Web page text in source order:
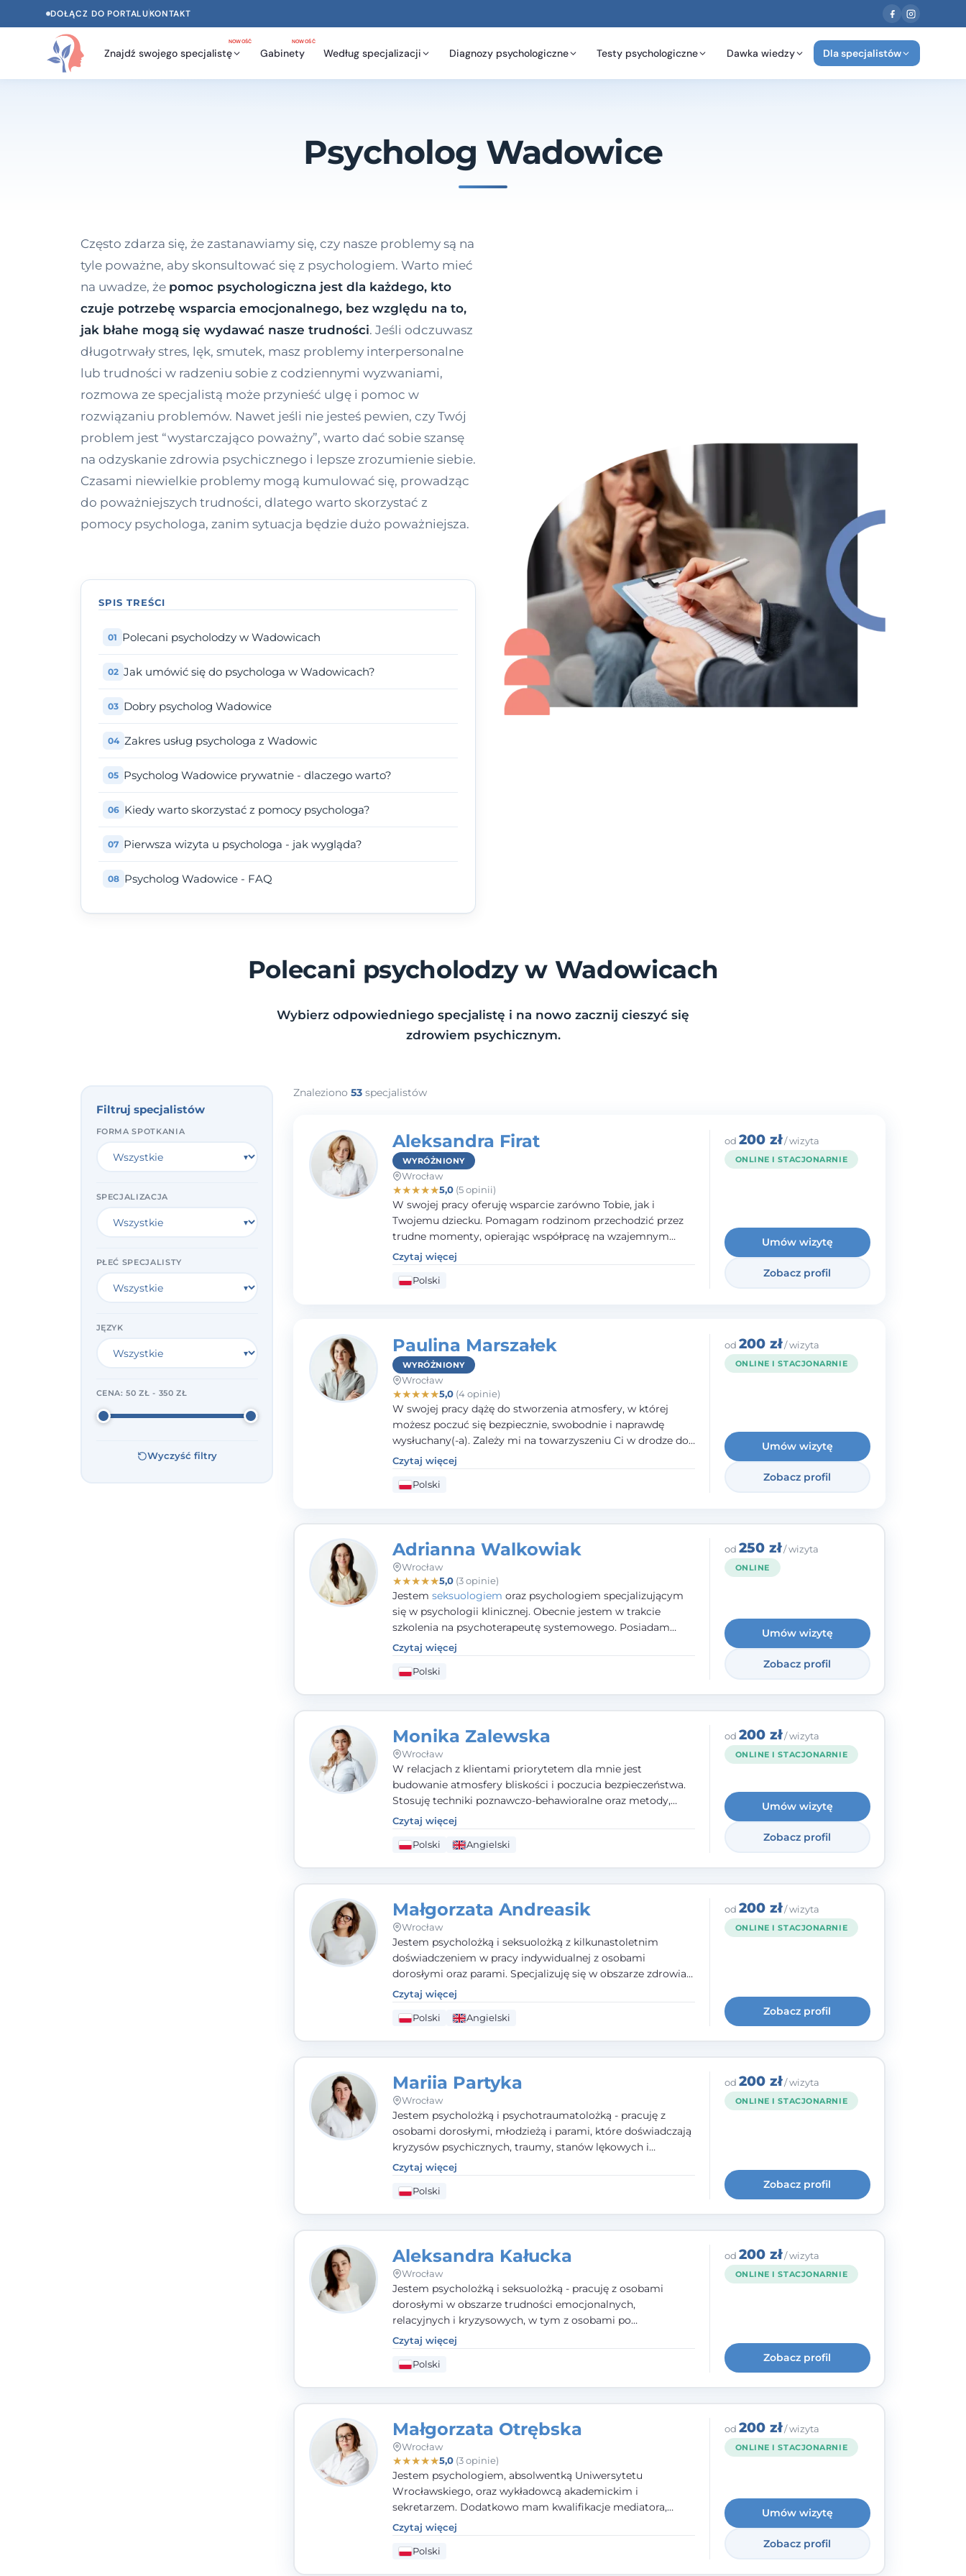
DOŁĄCZ DO PORTALUKONTAKT
Znajdź swojego specjalistę
NOWOŚĆ
Gabinety
NOWOŚĆ
Według specjalizacji Diagnozy psychologiczne Testy psychologiczne Dawka wiedzy Dla specjalistów
Psycholog Wadowice
Często zdarza się, że zastanawiamy się, czy nasze problemy są na
tyle poważne, aby skonsultować się z psychologiem. Warto mieć
na uwadze, że pomoc psychologiczna jest dla każdego, kto
czuje potrzebę wsparcia emocjonalnego, bez względu na to,
jak błahe mogą się wydawać nasze trudności. Jeśli odczuwasz
długotrwały stres, lęk, smutek, masz problemy interpersonalne
lub trudności w radzeniu sobie z codziennymi wyzwaniami,
rozmowa ze specjalistą może przynieść ulgę i pomoc w
rozwiązaniu problemów. Nawet jeśli nie jesteś pewien, czy Twój
problem jest “wystarczająco poważny”, warto dać sobie szansę
na odzyskanie zdrowia psychicznego i lepsze zrozumienie siebie.
Czasami niewielkie problemy mogą kumulować się, prowadząc
do poważniejszych trudności, dlatego warto skorzystać z
pomocy psychologa, zanim sytuacja będzie dużo poważniejsza.
SPIS TREŚCI
Polecani psycholodzy w Wadowicach
Jak umówić się do psychologa w Wadowicach?
Dobry psycholog Wadowice
Zakres usług psychologa z Wadowic
Psycholog Wadowice prywatnie - dlaczego warto?
Kiedy warto skorzystać z pomocy psychologa?
Pierwsza wizyta u psychologa - jak wygląda?
Psycholog Wadowice - FAQ
Polecani psycholodzy w Wadowicach
Wybierz odpowiedniego specjalistę i na nowo zacznij cieszyć się
zdrowiem psychicznym.
Filtruj specjalistów
FORMA SPOTKANIA
SPECJALIZACJA
PŁEĆ SPECJALISTY
JĘZYK
CENA:50 ZŁ - 350 ZŁ
Wyczyść filtry
Znaleziono 53 specjalistów
Aleksandra Firat
WYRÓŻNIONY
Wrocław
★★★★★5,0(5 opinii)
W swojej pracy oferuję wsparcie zarówno Tobie, jak i
Twojemu dziecku. Pomagam rodzinom przechodzić przez
trudne momenty, opierając współpracę na wzajemnym
zaufaniu i otwartej komunikacji. Posiadam doświadczenie w
pracy z dziećmi i młodzieżą mierzącymi się z różnorodnymi
trudnościami emocjonalnymi oraz rozwojowymi.
Czytaj więcej
Polski
od 200 zł/ wizyta
ONLINE I STACJONARNIE
Umów wizytę
Zobacz profil
Paulina Marszałek
WYRÓŻNIONY
Wrocław
★★★★★5,0(4 opinie)
W swojej pracy dążę do stworzenia atmosfery, w której
możesz poczuć się bezpiecznie, swobodnie i naprawdę
wysłuchany(-a). Zależy mi na towarzyszeniu Ci w drodze do
większego dobrostanu, lepszego poznania siebie oraz
budowania wartościowych i satysfakcjonujących relacji -
zarówno z innymi, jak i z samym sobą. Możliwość bycia
Czytaj więcej
Polski
od 200 zł/ wizyta
ONLINE I STACJONARNIE
Umów wizytę
Zobacz profil
Adrianna Walkowiak
Wrocław
★★★★★5,0(3 opinie)
Jestem seksuologiem oraz psychologiem specjalizującym
się w psychologii klinicznej. Obecnie jestem w trakcie
szkolenia na psychoterapeutę systemowego. Posiadam
status członka nadzwyczajnego Wielkopolskiego
TowarzystwaTerapii Systemowejoraz należę do Polskiego
Towarzystwa Psychiatrycznego. W mojej pracy na
zasobach.
Czytaj więcej
Polski
od 250 zł/ wizyta
ONLINE
Umów wizytę
Zobacz profil
Monika Zalewska
Wrocław
W relacjach z klientami priorytetem dla mnie jest
budowanie atmosfery bliskości i poczucia bezpieczeństwa.
Stosuję techniki poznawczo-behawioralne oraz metody,
które koncentrują się na rozwiązaniach (TSR). Te polegają na
osiąganiu zamierzonych celów (doprowadzeniu do
rozwiązania trudnych sytuacji) poprzez identyfikowanie i
Czytaj więcej
Polski Angielski
od 200 zł/ wizyta
ONLINE I STACJONARNIE
Umów wizytę
Zobacz profil
Małgorzata Andreasik
Wrocław
Jestem psycholożką i seksuolożką z kilkunastoletnim
doświadczeniem w pracy indywidualnej z osobami
dorosłymi oraz parami. Specjalizuję się w obszarze zdrowia
seksualnego, żałoby, kryzysów życiowych i wypalenia
zawodowego. Pracuję w języku polskim i angielskim, w
podejściu humanistycznym, opartym na partnerstwie i
Czytaj więcej
Polski Angielski
od 200 zł/ wizyta
ONLINE I STACJONARNIE
Zobacz profil
Mariia Partyka
Wrocław
Jestem psycholożką i psychotraumatolożką - pracuję z
osobami dorosłymi, młodzieżą i parami, które doświadczają
kryzysów psychicznych, traumy, stanów lękowych i
trudności relacyjnych. W pracy kieruję się uważnością,
empatią i głębokim szacunkiem dla indywidualnej historii
każdego człowieka. Jestem w trakcie czteroletniej szkoły
Czytaj więcej
Polski
od 200 zł/ wizyta
ONLINE I STACJONARNIE
Zobacz profil
Aleksandra Kałucka
Wrocław
Jestem psycholożką i seksuolożką - pracuję z osobami
dorosłymi w obszarze trudności emocjonalnych,
relacyjnych i kryzysowych, w tym z osobami po
doświadczeniach przemocy. Ukończyłam psychologię
kliniczną oraz studia podyplomowe z interwencji kryzysowej
i seksuologii klinicznej na SWPS we Wrocławiu. W pracy
Czytaj więcej
Polski
od 200 zł/ wizyta
ONLINE I STACJONARNIE
Zobacz profil
Małgorzata Otrębska
Wrocław
★★★★★5,0(3 opinie)
Jestem psychologiem, absolwentką Uniwersytetu
Wrocławskiego, oraz wykładowcą akademickim i
sekretarzem. Dodatkowo mam kwalifikacje mediatora,
specjalizując się w sprawach rodzinnych, cywilnych oraz
karnych.
Czytaj więcej
Polski
od 200 zł/ wizyta
ONLINE I STACJONARNIE
Umów wizytę
Zobacz profil